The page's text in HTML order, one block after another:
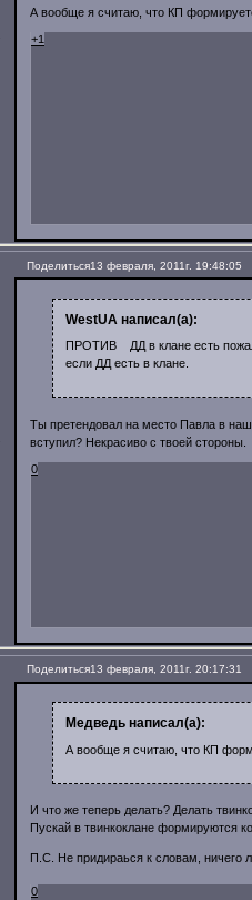
А вообще я считаю, что КП
+1
Поделиться13 февраля, 2011г. 19:48:05
WestUA написал(а):
ПРОТИВ ДД в клане есть
если ДД есть в клане.
Ты претендовал на место Павла в
вступил? Некрасиво с твоей стороны.
0
Поделиться13 февраля, 2011г. 20:17:31
Медведь написал(а):
А вообще я считаю, что КП
И что же теперь делать? Делать
Пускай в твинкоклане формируются
П.С. Не придираься к словам, ничего
0